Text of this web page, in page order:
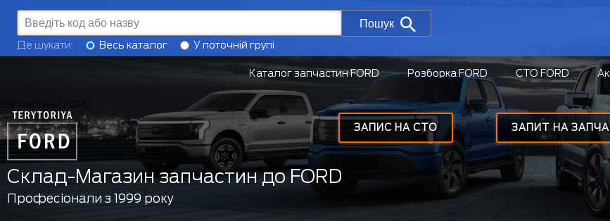
ЗАПИТ НА
ЗАПИС НА СТО
Пошук
Де шукати: Весь каталог У поточній групі
Каталог запчастин FORD Розборка FORD СТО FORD
Склад-Магазин запчастин до FORD
Професіонали з 1999 року